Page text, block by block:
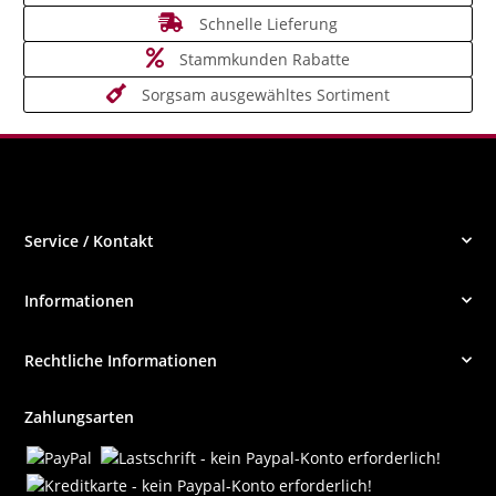
Schnelle Lieferung
Stammkunden Rabatte
Sorgsam ausgewähltes Sortiment
Service / Kontakt
Informationen
Rechtliche Informationen
Zahlungsarten